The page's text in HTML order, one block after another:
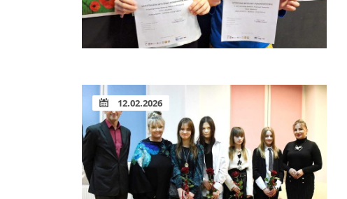
12.02.2026